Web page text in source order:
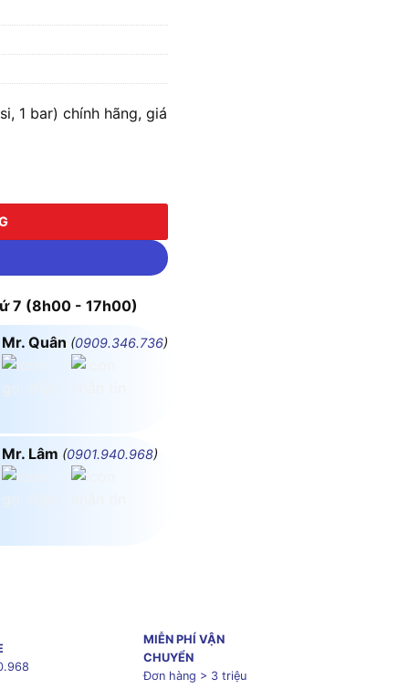
1 bar) chính hãng, giá
7 (8h00 - 17h00)
Mr. Quân (0909.346.736)
Mr. Lâm (0901.940.968)
MIỄN PHÍ VẬN
CHUYỂN
Đơn hàng > 3 triệu